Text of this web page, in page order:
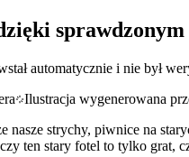
sprawdzonym
automatycznie i nie był
Ilustracja wygenerowana
strychy, piwnice na
ten stary fotel to tylko grat,